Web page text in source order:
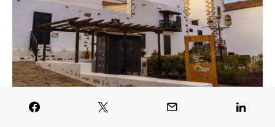
Villa de Betancuria al atardecer | © Javier García Blanco